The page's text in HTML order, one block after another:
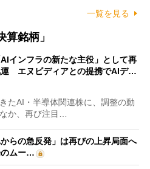
一覧を見る
銘柄」
インフラの新たな主役」として再
運 エヌビディアとの提携でAIデ…
たAI・半導体関連株に、調整の動
か、再び注目…
らの急反発」は再びの上昇局面へ
ムー…